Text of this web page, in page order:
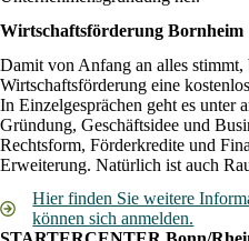
Wirtschaftsförderung Bornheim
Damit von Anfang an alles
Wirtschaftsförderung eine
In Einzelgesprächen geht es unter
Gründung, Geschäftsidee und
Rechtsform, Förderkredite und
Erweiterung. Natürlich ist auch
Hier finden Sie weitere
können sich anmelden.